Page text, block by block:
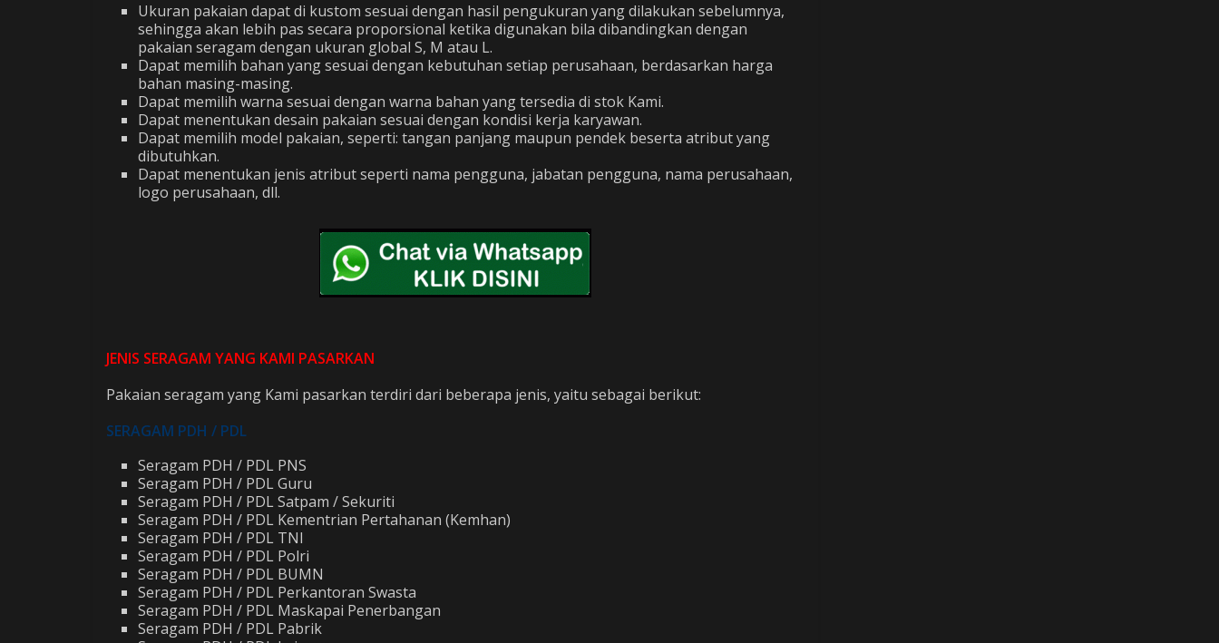
Ukuran pakaian dapat di kustom sesuai dengan hasil pengukuran yang dilakukan sebelumnya,
sehingga akan lebih pas secara proporsional ketika digunakan bila dibandingkan dengan
pakaian seragam dengan ukuran global S, M atau L.
Dapat memilih bahan yang sesuai dengan kebutuhan setiap perusahaan, berdasarkan harga
bahan masing-masing.
Dapat memilih warna sesuai dengan warna bahan yang tersedia di stok Kami.
Dapat menentukan desain pakaian sesuai dengan kondisi kerja karyawan.
Dapat memilih model pakaian, seperti: tangan panjang maupun pendek beserta atribut yang
dibutuhkan.
Dapat menentukan jenis atribut seperti nama pengguna, jabatan pengguna, nama perusahaan,
logo perusahaan, dll.
JENIS SERAGAM YANG KAMI PASARKAN
Pakaian seragam yang Kami pasarkan terdiri dari beberapa jenis, yaitu sebagai berikut:
SERAGAM PDH / PDL
Seragam PDH / PDL PNS
Seragam PDH / PDL Guru
Seragam PDH / PDL Satpam / Sekuriti
Seragam PDH / PDL Kementrian Pertahanan (Kemhan)
Seragam PDH / PDL TNI
Seragam PDH / PDL Polri
Seragam PDH / PDL BUMN
Seragam PDH / PDL Perkantoran Swasta
Seragam PDH / PDL Maskapai Penerbangan
Seragam PDH / PDL Pabrik